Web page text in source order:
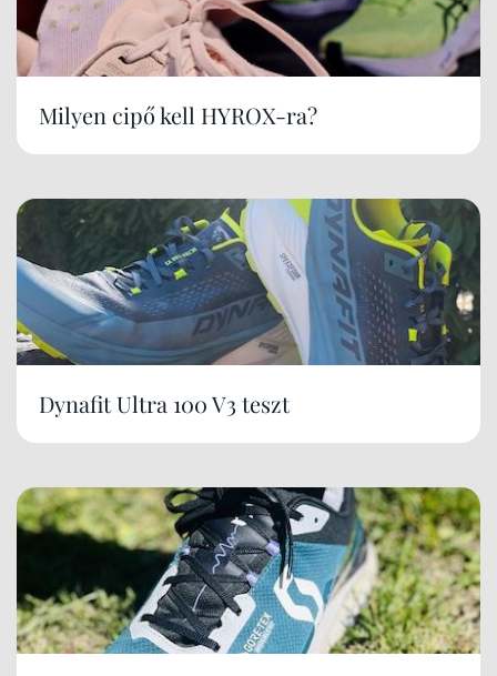
Milyen cipő kell HYROX-ra?
Dynafit Ultra 100 V3 teszt